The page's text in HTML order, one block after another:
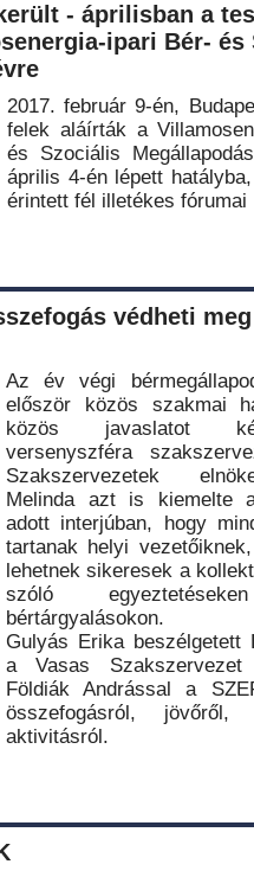
- áprilisban a
ipari Bér- és
2017. február 9-én,
felek aláírták a
és Szociális
április 4-én lépett
érintett fél illetékes fórumai
védheti
Az év végi
először közös szakmai
közös javaslatot
versenyszféra
Szakszervezetek
Melinda azt is kiemelte
adott interjúban, hogy
tartanak helyi
lehetnek sikeresek a
szóló
bértárgyalásokon.
Gulyás Erika beszélgetett
a Vasas
Földiák Andrással a
összefogásról, jövőről,
aktivitásról.